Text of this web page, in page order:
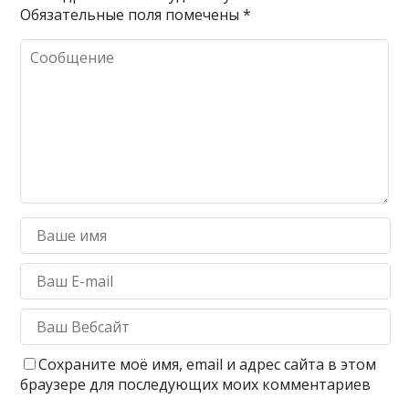
Обязательные поля помечены*
Сохраните моё имя, email и адрес сайта в этом
браузере для последующих моих комментариев